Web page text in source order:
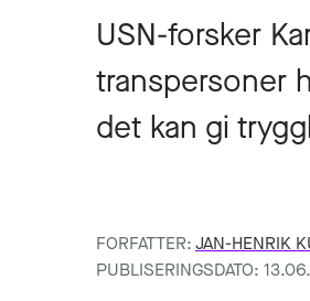
USN-forsker
transpersoner
det kan gi
FORFATTER:JAN-HENRIK
PUBLISERINGSDATO: